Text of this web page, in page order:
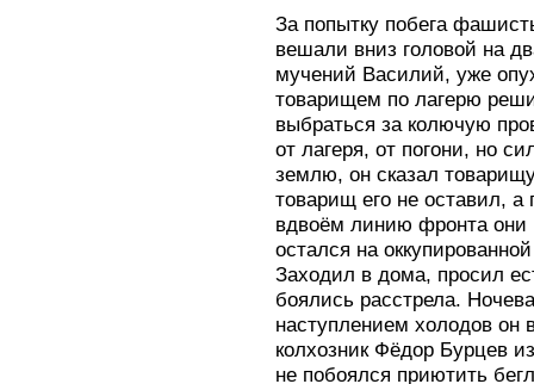
За попытку побега
вешали вниз головой на
мучений Василий, уже
товарищем по лагерю
выбраться за колючую
от лагеря, от погони, но
землю, он сказал
товарищ его не оставил,
вдвоём линию фронта
остался на
Заходил в дома, просил
боялись расстрела.
наступлением холодов он
колхозник Фёдор Бурцев
не побоялся приютить